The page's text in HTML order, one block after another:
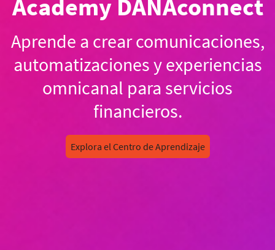
Academy DANAconnect
Aprende a crear comunicaciones,
automatizaciones y experiencias
omnicanal para servicios
financieros.
Explora el Centro de Aprendizaje